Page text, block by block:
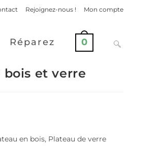
Rejoignez-nous ! Mon compte
Réparez 0
bois et verre
en bois, Plateau de verre